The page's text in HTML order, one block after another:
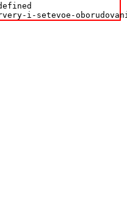
i-setevoe-